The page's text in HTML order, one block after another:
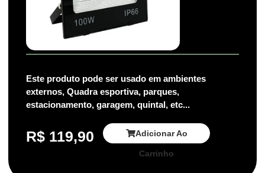
Este produto pode ser usado em ambientes
externos, Quadra esportiva, parques,
estacionamento, garagem, quintal, etc...
R$ 119,90 Adicionar Ao
Carrinho